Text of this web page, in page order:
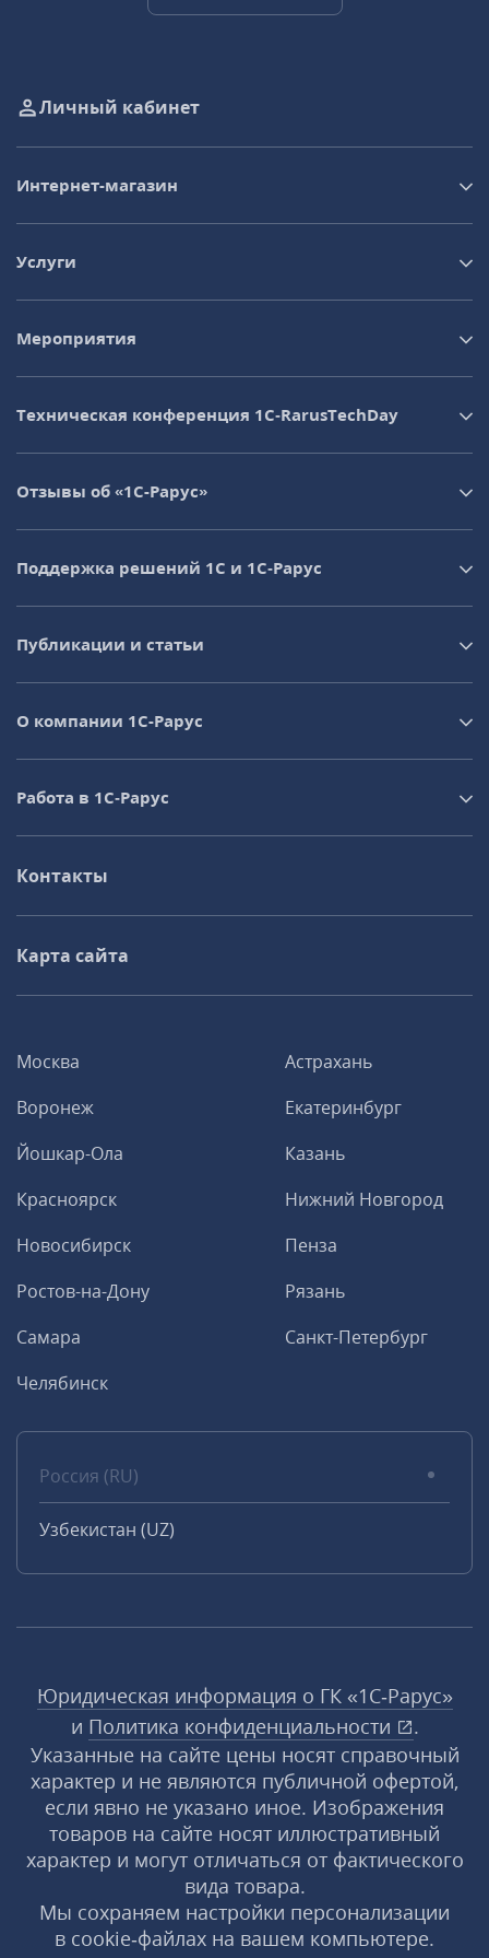
Москва
Астрахань
Воронеж
Екатеринбург
Йошкар-Ола
Казань
Красноярск
Нижний Новгород
Новосибирск
Пенза
Ростов-на-Дону
Рязань
Самара
Санкт-Петербург
Челябинск
Россия (RU)
Узбекистан (UZ)
Личный кабинет
Интернет-магазин
Услуги
Мероприятия
Техническая конференция 1C‑RarusTechDay
Отзывы об «1С-Рарус»
Поддержка решений 1С и 1С‑Рарус
Публикации и статьи
О компании 1C-Рарус
Работа в 1С‑Рарус
Контакты
Карта сайта
Юридическая информация о ГК «1С‑Рарус»
и Политика конфиденциальности
.
Указанные на сайте цены носят справочный
характер и не являются публичной офертой,
если явно не указано иное. Изображения
товаров на сайте носят иллюстративный
характер и могут отличаться от фактического
вида товара.
Мы сохраняем настройки персонализации
в cookie‑файлах на вашем компьютере.